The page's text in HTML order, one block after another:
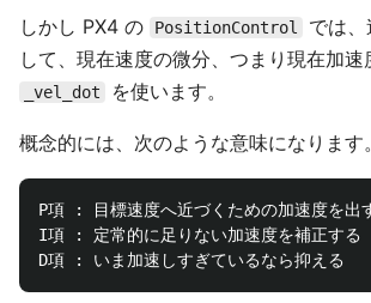
しかし PX4 の PositionControl
では
して、現在速度の微分、つまり現在加速
_vel_dot を使います。
概念的には、次のような意味になります。
P項 : 目標速度へ近づくための加速度を出
I項 : 定常的に足りない加速度を補正する